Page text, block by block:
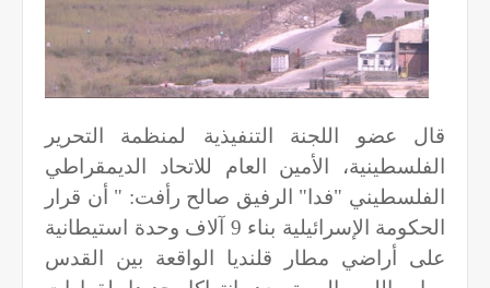
قال عضو اللجنة التنفيذية لمنظمة التحرير
الفلسطينية، الأمين العام للاتحاد الديمقراطي
الفلسطيني "فدا" الرفيق صالح رأفت: " أن قرار
الحكومة الإسرائيلية بناء 9 آلاف وحدة استيطانية
على أراضي مطار قلنديا الواقعة بين القدس